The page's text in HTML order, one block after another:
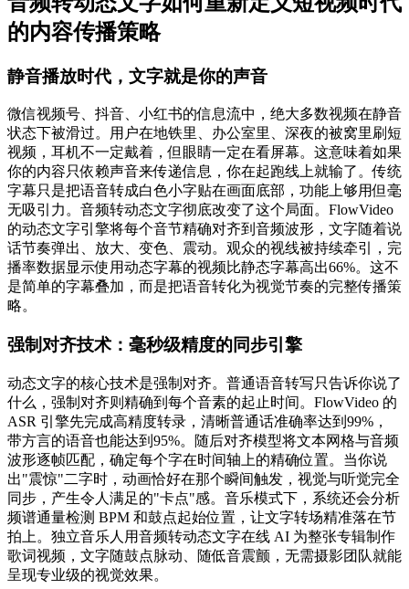
的内容传播策略
静音播放时代，文字就是你的声音
微信视频号、抖音、小红书的信息流中，绝大多数视频在静音
状态下被滑过。用户在地铁里、办公室里、深夜的被窝里刷短
视频，耳机不一定戴着，但眼睛一定在看屏幕。这意味着如果
你的内容只依赖声音来传递信息，你在起跑线上就输了。传统
字幕只是把语音转成白色小字贴在画面底部，功能上够用但毫
无吸引力。音频转动态文字彻底改变了这个局面。FlowVideo
的动态文字引擎将每个音节精确对齐到音频波形，文字随着说
话节奏弹出、放大、变色、震动。观众的视线被持续牵引，完
播率数据显示使用动态字幕的视频比静态字幕高出66%。这不
是简单的字幕叠加，而是把语音转化为视觉节奏的完整传播策
略。
强制对齐技术：毫秒级精度的同步引擎
动态文字的核心技术是强制对齐。普通语音转写只告诉你说了
什么，强制对齐则精确到每个音素的起止时间。FlowVideo 的
ASR 引擎先完成高精度转录，清晰普通话准确率达到99%，
带方言的语音也能达到95%。随后对齐模型将文本网格与音频
波形逐帧匹配，确定每个字在时间轴上的精确位置。当你说
出"震惊"二字时，动画恰好在那个瞬间触发，视觉与听觉完全
同步，产生令人满足的"卡点"感。音乐模式下，系统还会分析
频谱通量检测 BPM 和鼓点起始位置，让文字转场精准落在节
拍上。独立音乐人用音频转动态文字在线 AI 为整张专辑制作
歌词视频，文字随鼓点脉动、随低音震颤，无需摄影团队就能
呈现专业级的视觉效果。